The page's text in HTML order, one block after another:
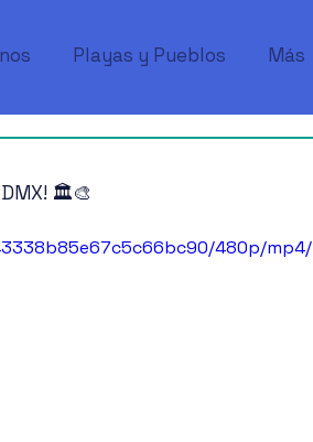
Playas y Pueblos Más
🏛️🎨
480p/mp4/